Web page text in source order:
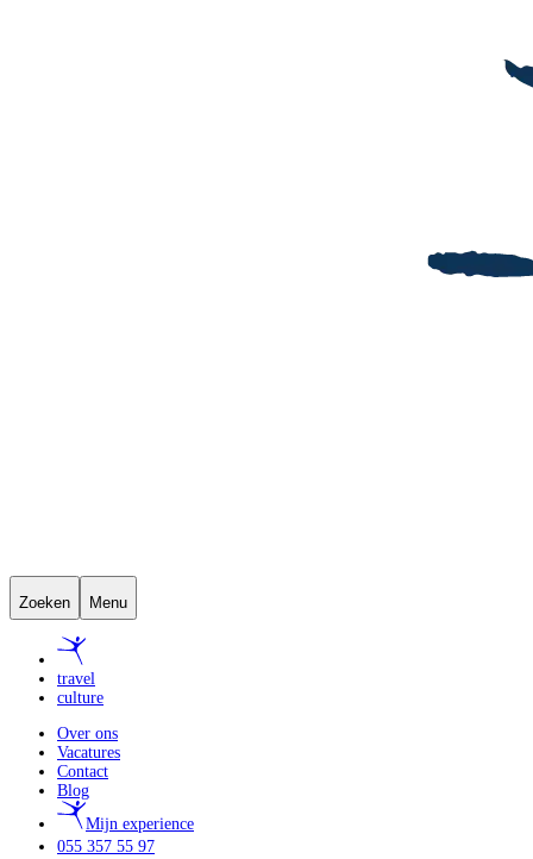
Zoeken Menu
travel
culture
Over ons
Vacatures
Contact
Blog
Mijn experience
055 357 55 97